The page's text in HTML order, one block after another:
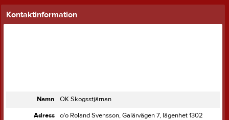
Kontaktinformation
Namn
OK Skogsstjärnan
Adress
c/o Roland Svensson, Galärvägen 7, lägenhet 1302